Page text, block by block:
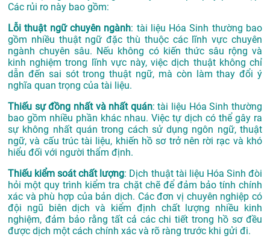
Các rủi ro này bao gồm:
Lỗi thuật ngữ chuyên ngành: tài liệu Hóa Sinh thường bao
gồm nhiều thuật ngữ đặc thù thuộc các lĩnh vực chuyên
ngành chuyên sâu. Nếu không có kiến thức sâu rộng và
kinh nghiệm trong lĩnh vực này, việc dịch thuật không chỉ
dẫn đến sai sót trong thuật ngữ, mà còn làm thay đổi ý
nghĩa quan trọng của tài liệu.
Thiếu sự đồng nhất và nhất quán: tài liệu Hóa Sinh thường
bao gồm nhiều phần khác nhau. Việc tự dịch có thể gây ra
sự không nhất quán trong cách sử dụng ngôn ngữ, thuật
ngữ, và cấu trúc tài liệu, khiến hồ sơ trở nên rời rạc và khó
hiểu đối với người thẩm định.
Thiếu kiểm soát chất lượng: Dịch thuật tài liệu Hóa Sinh đòi
hỏi một quy trình kiểm tra chặt chẽ để đảm bảo tính chính
xác và phù hợp của bản dịch. Các đơn vị chuyên nghiệp có
đội ngũ biên dịch và kiểm định chất lượng nhiều kinh
nghiệm, đảm bảo rằng tất cả các chi tiết trong hồ sơ đều
được dịch một cách chính xác và rõ ràng trước khi gửi đi.